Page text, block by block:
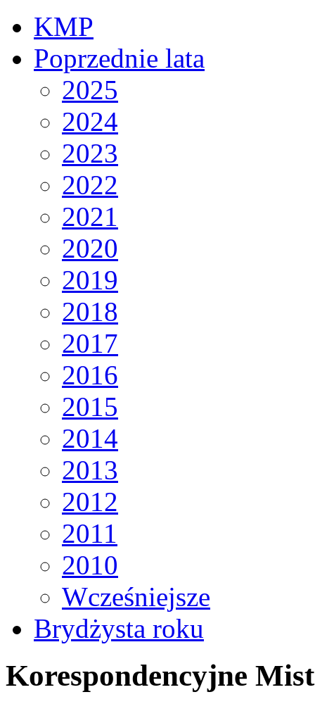
KMP
Poprzednie lata
2025
2024
2023
2022
2021
2020
2019
2018
2017
2016
2015
2014
2013
2012
2011
2010
Wcześniejsze
Brydżysta roku
Korespondencyjne